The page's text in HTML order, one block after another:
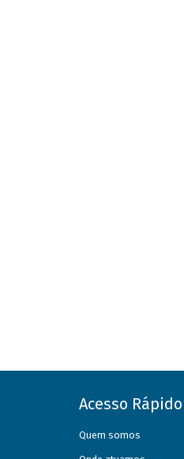
Acesso Rápido
Quem somos